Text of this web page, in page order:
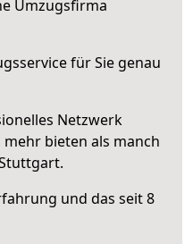
Umzugsfirma
für Sie genau
Netzwerk
bieten als manch
und das seit 8